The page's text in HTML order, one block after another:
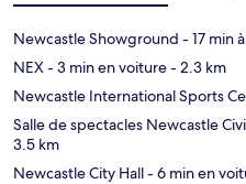
Newcastle Showground - 17 min
NEX- 3 min en voiture- 2.3 km
Newcastle International Sports
Salle de spectacles Newcastle
3.5 km
Newcastle City Hall- 6 min en